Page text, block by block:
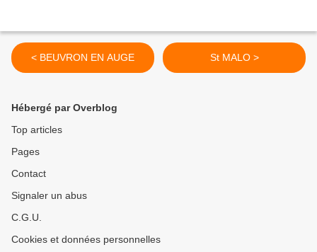
< BEUVRON EN AUGE St MALO >
Hébergé par Overblog
Top articles
Pages
Contact
Signaler un abus
C.G.U.
Cookies et données personnelles